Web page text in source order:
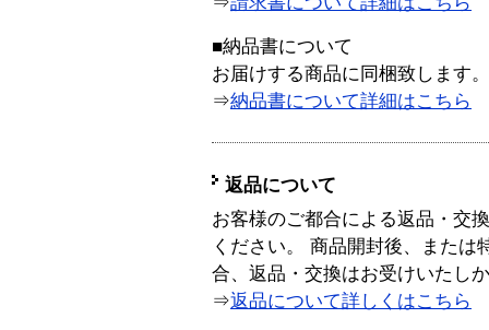
■納品書について
お届けする商品に同梱致します。
⇒納品書について詳細はこちら
返品について
お客様のご都合による返品・交
ください。 商品開封後、または
合、返品・交換はお受けいたし
⇒返品について詳しくはこちら